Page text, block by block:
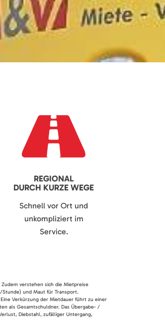
REGIONAL
DURCH KURZE WEGE
Schnell vor Ort und
unkompliziert im
Service.
verstehen sich die Mietpreise
Stunde) und Maut für Transport.
Verkürzung der Mietdauer führt zu einer
als Gesamtschuldner. Das Übergabe- /
Diebstahl, zufälliger Untergang,